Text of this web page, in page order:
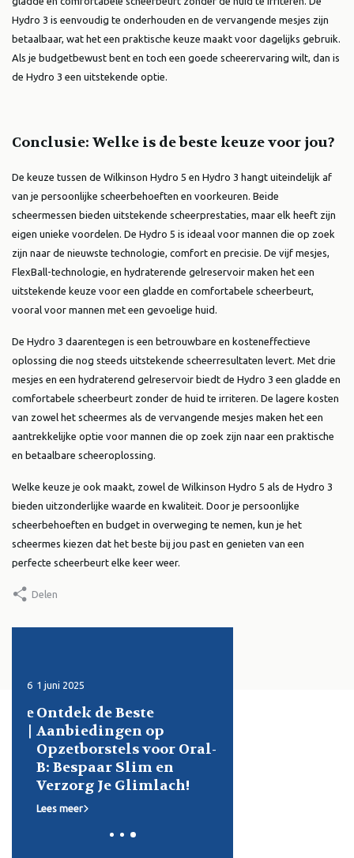
Hydro 3 is eenvoudig te onderhouden en de vervangende mesjes zijn
betaalbaar, wat het een praktische keuze maakt voor dagelijks gebruik.
Als je budgetbewust bent en toch een goede scheerervaring wilt, dan is
de Hydro 3 een uitstekende optie.
Conclusie: Welke is de beste keuze voor jou?
De keuze tussen de Wilkinson Hydro 5 en Hydro 3 hangt uiteindelijk af
van je persoonlijke scheerbehoeften en voorkeuren. Beide
scheermessen bieden uitstekende scheerprestaties, maar elk heeft zijn
eigen unieke voordelen. De Hydro 5 is ideaal voor mannen die op zoek
zijn naar de nieuwste technologie, comfort en precisie. De vijf mesjes,
FlexBall-technologie, en hydraterende gelreservoir maken het een
uitstekende keuze voor een gladde en comfortabele scheerbeurt,
vooral voor mannen met een gevoelige huid.
De Hydro 3 daarentegen is een betrouwbare en kosteneffectieve
oplossing die nog steeds uitstekende scheerresultaten levert. Met drie
mesjes en een hydraterend gelreservoir biedt de Hydro 3 een gladde en
comfortabele scheerbeurt zonder de huid te irriteren. De lagere kosten
van zowel het scheermes als de vervangende mesjes maken het een
aantrekkelijke optie voor mannen die op zoek zijn naar een praktische
en betaalbare scheeroplossing.
Welke keuze je ook maakt, zowel de Wilkinson Hydro 5 als de Hydro 3
bieden uitzonderlijke waarde en kwaliteit. Door je persoonlijke
scheerbehoeften en budget in overweging te nemen, kun je het
scheermes kiezen dat het beste bij jou past en genieten van een
perfecte scheerbeurt elke keer weer.
Delen
1 juni 2025
Ontdek de Beste
Aanbiedingen op
Opzetborstels voor Oral-
B: Bespaar Slim en
Verzorg Je Glimlach!
Lees meer